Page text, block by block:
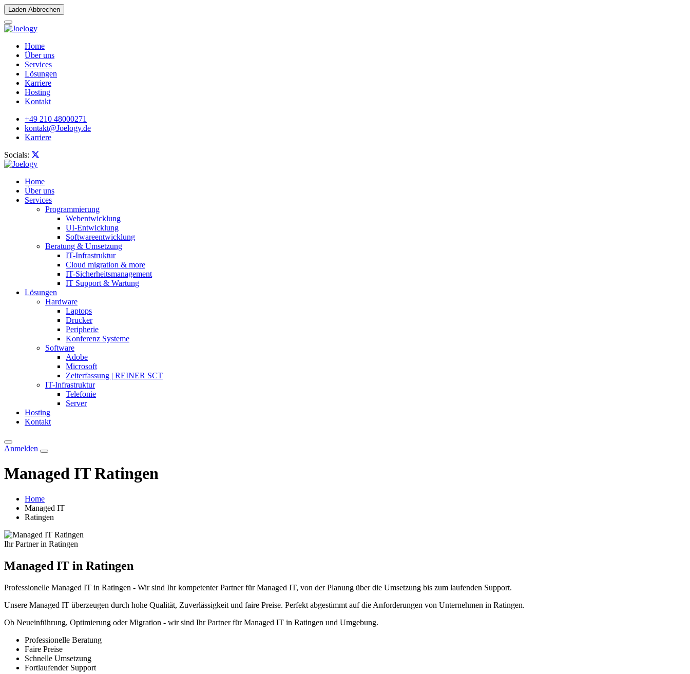
Laden Abbrechen
Home
Über uns
Services
Lösungen
Karriere
Hosting
Kontakt
+49 210 48000271
kontakt@Joelogy.de
Karriere
Socials:
Home
Über uns
Services
Programmierung
Webentwicklung
UI-Entwicklung
Softwareentwicklung
Beratung & Umsetzung
IT-Infrastruktur
Cloud migration & more
IT-Sicherheitsmanagement
IT Support & Wartung
Lösungen
Hardware
Laptops
Drucker
Peripherie
Konferenz Systeme
Software
Adobe
Microsoft
Zeiterfassung | REINER SCT
IT-Infrastruktur
Telefonie
Server
Hosting
Kontakt
Anmelden
Managed IT Ratingen
Home
Managed IT
Ratingen
Ihr Partner in Ratingen
Managed IT in Ratingen
Professionelle Managed IT in Ratingen - Wir sind Ihr kompetenter Partner für Managed IT, von der Planung über die Umsetzung bis zum laufenden Support.
Unsere Managed IT überzeugen durch hohe Qualität, Zuverlässigkeit und faire Preise. Perfekt abgestimmt auf die Anforderungen von Unternehmen in Ratingen.
Ob Neueinführung, Optimierung oder Migration - wir sind Ihr Partner für Managed IT in Ratingen und Umgebung.
Professionelle Beratung
Faire Preise
Schnelle Umsetzung
Fortlaufender Support